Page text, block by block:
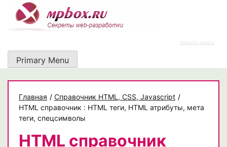
content
https://rz-work.ru
Primary Menu
Главная / Cправочник HTML, CSS, Javascript /
HTML справочник : HTML теги, HTML атрибуты, мета
теги, спецсимволы
HTML справочник